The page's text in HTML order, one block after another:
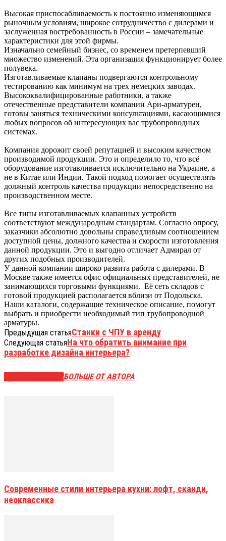
Высокая приспосабливаемость к постоянно изменяющимся
рыночным условиям, широкое сотрудничество с дилерами и
заслуженная востребованность в России – замечательные
характеристики для этой фирмы.
Изначально семейный бизнес, со временем претерпевший
множество изменений. Эта организация функционирует более
полувека.
Изготавливаемые клапаны подвергаются контрольному
тестированию как минимум на трех немецких заводах.
Высококвалифицированные работники, а также
отечественные представители компании Ари-арматурен,
готовы заняться техническими консультациями, касающимися
любых вопросов об интересующих вас трубопроводных
системах.
Компания дорожит своей репутацией и высоким качеством
производимой продукции. Это и определило то, что всё
оборудование изготавливается исключительно на Украине, а
не в Китае или Индии. Такой подход помогает осуществлять
должный контроль качества продукции непосредственно на
производственном месте.
Все типы изготавливаемых клапанных устройств
соответствуют международным стандартам. Согласно опросу,
заказчики абсолютно довольны справедливым соотношением
доступной цены, должного качества и скорости изготовления
данной продукции. Это и выгодно отличает Адмирал от
других подобных производителей.
У данной компании широко развита работа с дилерами. В
Москве также имеется офис официальных представителей, не
занимающихся торговыми функциями. Её сеть складов с
готовой продукцией располагается вблизи от Подольска.
Наши каталоги, содержащие техническое описание, помогут
выбрать и приобрести необходимый тип трубопроводной
арматуры.
Предыдущая статьяСтанки с ЧПУ в аренду
Следующая статьяНа что обратить внимание при
разработке дизайна интерьера?
БОЛЬШЕ ОТ АВТОРА
Современные стили интерьера кухни: лофт, сканди,
неоклассика